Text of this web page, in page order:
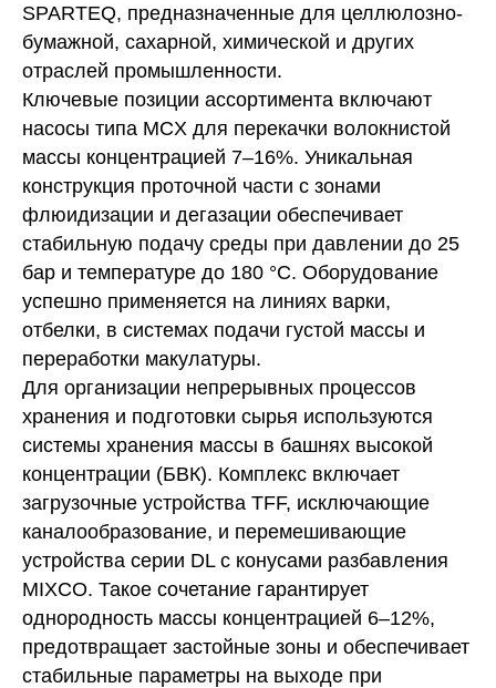
SPARTEQ, предназначенные для целлюлозно-
бумажной, сахарной, химической и других
отраслей промышленности.
Ключевые позиции ассортимента включают
насосы типа MCX для перекачки волокнистой
массы концентрацией 7–16%. Уникальная
конструкция проточной части с зонами
флюидизации и дегазации обеспечивает
стабильную подачу среды при давлении до 25
бар и температуре до 180 °C. Оборудование
успешно применяется на линиях варки,
отбелки, в системах подачи густой массы и
переработки макулатуры.
Для организации непрерывных процессов
хранения и подготовки сырья используются
системы хранения массы в башнях высокой
концентрации (БВК). Комплекс включает
загрузочные устройства TFF, исключающие
каналообразование, и перемешивающие
устройства серии DL с конусами разбавления
MIXCO. Такое сочетание гарантирует
однородность массы концентрацией 6–12%,
предотвращает застойные зоны и обеспечивает
стабильные параметры на выходе при